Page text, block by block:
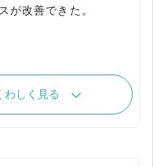
が改善できた。
わしく見る